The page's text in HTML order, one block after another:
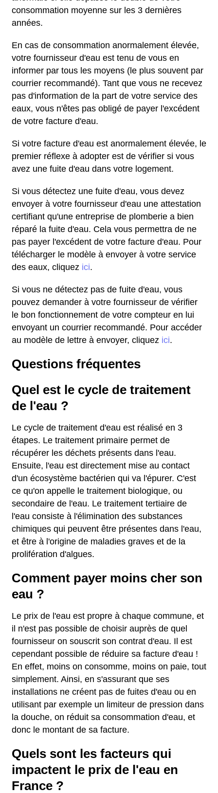
consommation moyenne sur les 3 dernières
années.
En cas de consommation anormalement élevée,
votre fournisseur d'eau est tenu de vous en
informer par tous les moyens (le plus souvent par
courrier recommandé). Tant que vous ne recevez
pas d'information de la part de votre service des
eaux, vous n'êtes pas obligé de payer l'excédent
de votre facture d'eau.
Si votre facture d'eau est anormalement élevée, le
premier réflexe à adopter est de vérifier si vous
avez une fuite d'eau dans votre logement.
Si vous détectez une fuite d'eau, vous devez
envoyer à votre fournisseur d'eau une attestation
certifiant qu'une entreprise de plomberie a bien
réparé la fuite d'eau. Cela vous permettra de ne
pas payer l'excédent de votre facture d'eau. Pour
télécharger le modèle à envoyer à votre service
des eaux, cliquez ici.
Si vous ne détectez pas de fuite d'eau, vous
pouvez demander à votre fournisseur de vérifier
le bon fonctionnement de votre compteur en lui
envoyant un courrier recommandé. Pour accéder
au modèle de lettre à envoyer, cliquez ici.
Questions fréquentes
Quel est le cycle de traitement
de l'eau ?
Le cycle de traitement d'eau est réalisé en 3
étapes. Le traitement primaire permet de
récupérer les déchets présents dans l'eau.
Ensuite, l'eau est directement mise au contact
d'un écosystème bactérien qui va l'épurer. C'est
ce qu'on appelle le traitement biologique, ou
secondaire de l'eau. Le traitement tertiaire de
l'eau consiste à l'élimination des substances
chimiques qui peuvent être présentes dans l'eau,
et être à l'origine de maladies graves et de la
prolifération d'algues.
Comment payer moins cher son
eau ?
Le prix de l'eau est propre à chaque commune, et
il n'est pas possible de choisir auprès de quel
fournisseur on souscrit son contrat d'eau. Il est
cependant possible de réduire sa facture d'eau !
En effet, moins on consomme, moins on paie, tout
simplement. Ainsi, en s'assurant que ses
installations ne créent pas de fuites d'eau ou en
utilisant par exemple un limiteur de pression dans
la douche, on réduit sa consommation d'eau, et
donc le montant de sa facture.
Quels sont les facteurs qui
impactent le prix de l'eau en
France ?